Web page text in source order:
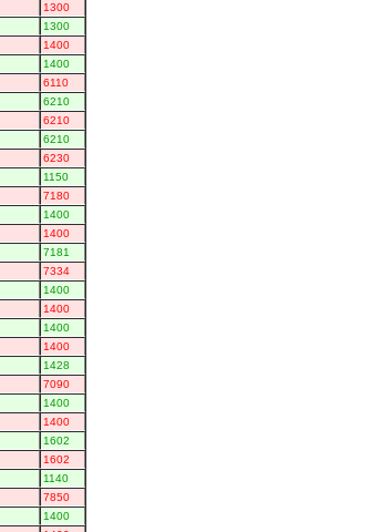
1300
1300
1400
1400
6110
6210
6210
6210
6230
1150
7180
1400
1400
7181
7334
1400
1400
1400
1400
1428
7090
1400
1400
1602
1602
1140
7850
1400